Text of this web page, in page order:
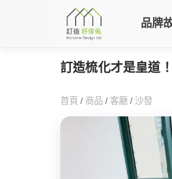
品牌
訂造梳化才是皇道！
首頁 / 商品 / 客廳 / 沙發